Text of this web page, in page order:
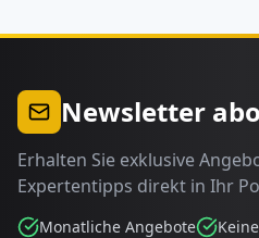
Newsletter
Erhalten Sie exklusive
Expertentipps direkt in Ihr
Monatliche Angebote